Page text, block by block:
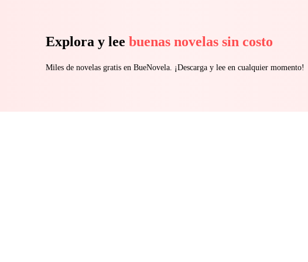
Explora y lee buenas novelas sin costo
Miles de novelas gratis en BueNovela. ¡Descarga y lee en cualquier momento!